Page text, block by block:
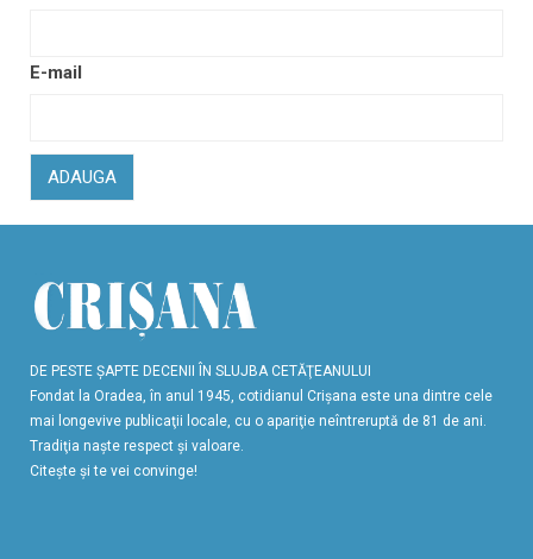
E-mail
ADAUGA
DE PESTE ŞAPTE DECENII ÎN SLUJBA CETĂŢEANULUI
Fondat la Oradea, în anul 1945, cotidianul Crişana este una dintre cele
mai longevive publicaţii locale, cu o apariţie neîntreruptă de 81 de ani.
Tradiţia naşte respect şi valoare.
Citeşte şi te vei convinge!